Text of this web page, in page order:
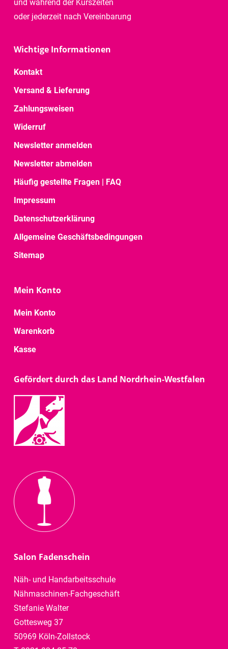
und während der Kurszeiten
oder jederzeit nach Vereinbarung
Wichtige Informationen
Kontakt
Versand & Lieferung
Zahlungsweisen
Widerruf
Newsletter anmelden
Newsletter abmelden
Häufig gestellte Fragen | FAQ
Impressum
Datenschutzerklärung
Allgemeine Geschäftsbedingungen
Sitemap
Mein Konto
Mein Konto
Warenkorb
Kasse
Gefördert durch das Land Nordrhein-Westfalen
Salon Fadenschein
Näh- und Handarbeitsschule
Nähmaschinen-Fachgeschäft
Stefanie Walter
Gottesweg 37
50969 Köln-Zollstock